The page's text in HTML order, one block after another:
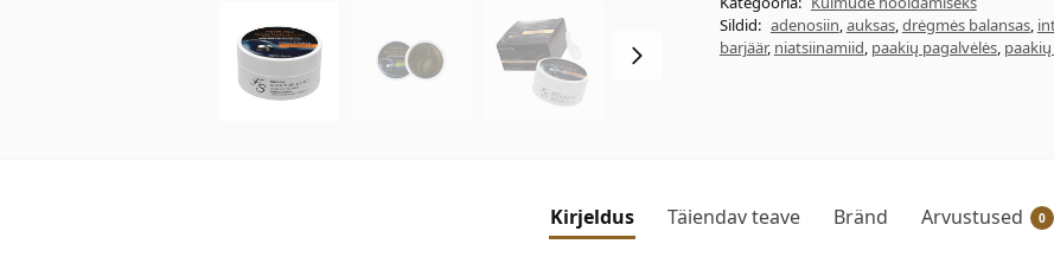
Sildid: adenosiin,auksas,drėgmės balansas,
barjäär, niatsiinamiid, paakių pagalvėlės,
Kirjeldus Täiendav teave Bränd Arvustused 0